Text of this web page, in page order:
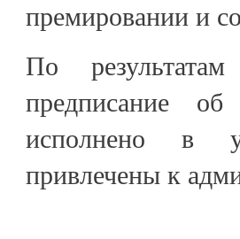
премировании и
По
предписание
исполнено в
привлечены к